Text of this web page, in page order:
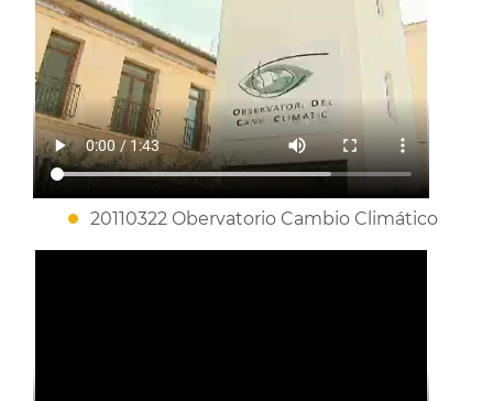
20110322 Obervatorio Cambio Climático